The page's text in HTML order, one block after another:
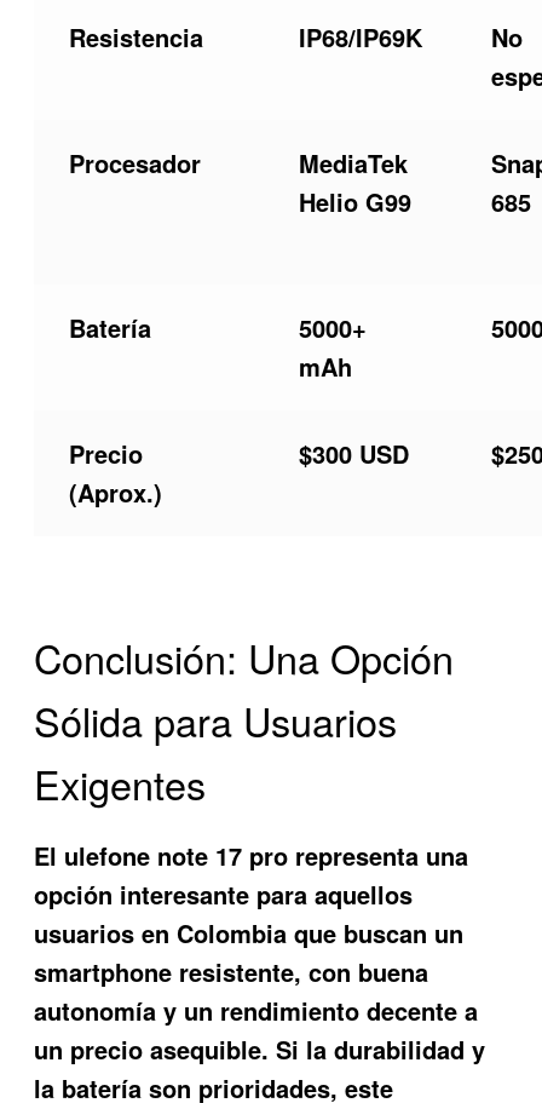
Resistencia IP68/IP69K
No
Procesador
MediaTek
Helio G99
685
Batería
5000+
mAh
Precio
(Aprox.)
$300 USD
Conclusión: Una Opción
Sólida para Usuarios
Exigentes
El ulefone note 17 pro representa una
opción interesante para aquellos
usuarios en Colombia que buscan un
smartphone resistente, con buena
autonomía y un rendimiento decente a
un precio asequible. Si la durabilidad y
la batería son prioridades, este